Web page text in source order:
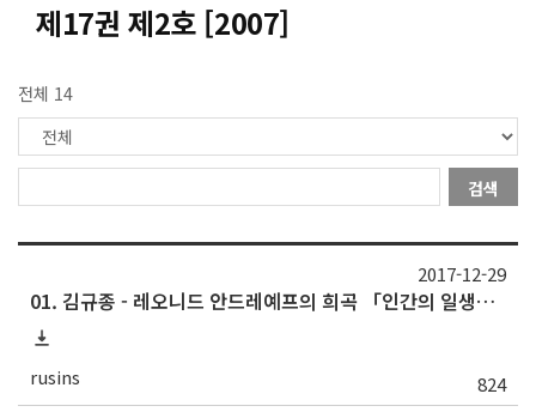
제17권 제2호 [2007]
전체 14
검색
01. 김규종 - 레오니드 안드레예프의 희곡 「인간의 일생」연구
rusins 824
2017-12-29